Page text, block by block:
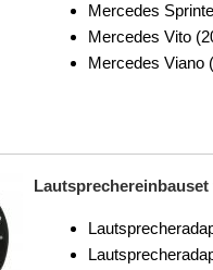
Mercedes
Mercedes Vito
Mercedes Viano
Lautsprechereinbauset